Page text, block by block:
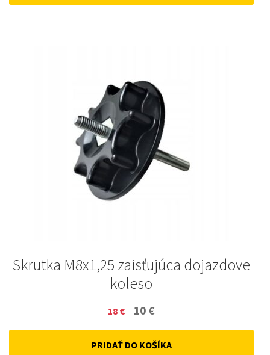
Skrutka M8x1,25 zaisťujúca dojazdove
koleso
18€
Original
price
was:
10 €
price
is:
PRIDAŤ DO KOŠÍKA